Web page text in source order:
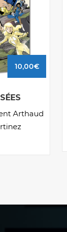
10,00€
Arthaud